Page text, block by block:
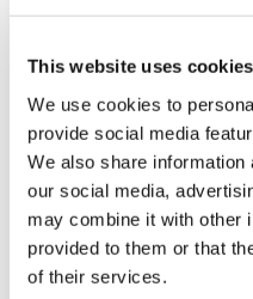
This website uses cookies
We use cookies to
provide social media
We also share
our social media,
may combine it with other
provided to them or that
of their services.IN DEN